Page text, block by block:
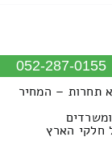
052-287-0155
תחרות – המחיר
חלקי הארץ